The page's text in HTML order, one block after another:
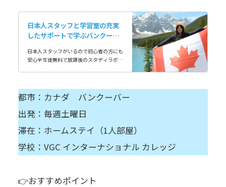
日本人スタッフと学習室の充実
したサポートで学ぶバンクーバ
日本人スタッフがいるので初心者の方にも
安心全生徒無料で放課後のスタディラボ
都市：カナダ バンクーバー
出発：毎週土曜日
滞在：ホームステイ（1人部屋）
学校：VGC インターナショナル カレッジ
👉おすすめポイント